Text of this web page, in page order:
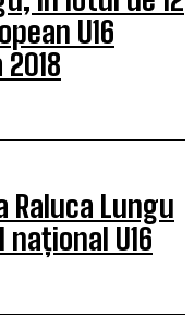
U16
Raluca Lungu
U16